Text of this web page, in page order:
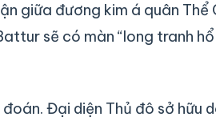
giữa đương kim á quân Thể
sẽ có màn “long tranh
Đại diện Thủ đô sở hữu